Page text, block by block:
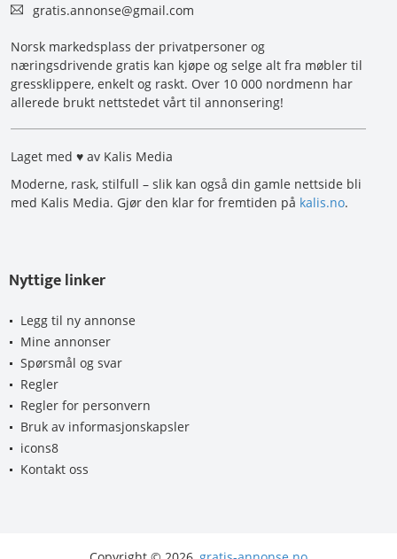
gratis.annonse@gmail.com
Norsk markedsplass der privatpersoner og
næringsdrivende gratis kan kjøpe og selge alt fra møbler til
gressklippere, enkelt og raskt. Over 10 000 nordmenn har
allerede brukt nettstedet vårt til annonsering!
Laget med ♥ av Kalis Media
Moderne, rask, stilfull – slik kan også din gamle nettside bli
med Kalis Media. Gjør den klar for fremtiden på kalis.no.
Nyttige linker
Legg til ny annonse
Mine annonser
Spørsmål og svar
Regler
Regler for personvern
Bruk av informasjonskapsler
icons8
Kontakt oss